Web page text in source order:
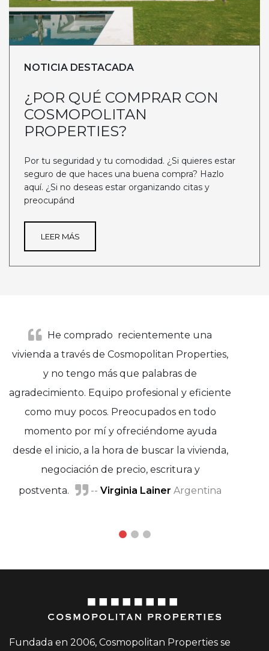
NOTICIA DESTACADA
¿POR QUÉ COMPRAR CON
COSMOPOLITAN
PROPERTIES?
Por tu seguridad y tu comodidad. ¿Si quieres estar
seguro de que haces una buena compra? Hazlo
aquí. ¿Si no deseas estar organizando citas y
preocupánd
LEER MÁS
He comprado recientemente una
vivienda a través de Cosmopolitan Properties,
y no tengo más que palabras de
agradecimiento. Equipo profesional y eficiente
como muy pocos. Preocupados en todo
momento por mí y ofreciéndome ayuda
desde el inicio, a la hora de buscar la vivienda,
negociación de precio, escritura y
postventa.
-- Virginia Lainer Argentina
Marisa Adánez y Javier Moreno
Sara
Fundada en 2006, Cosmopolitan Properties se